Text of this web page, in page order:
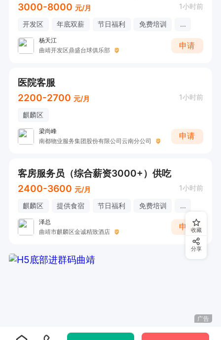
3000-8000 元/月 1小时前
开发区 年底双薪 节日福利 免费培训 ...
杨天江
曲靖开发区鼎盛台球俱乐部
申请
医院客服
2200-2700 元/月 1小时前
麒麟区
梁尚峰
南都物业服务集团股份有限公司云南分公司
申请
客房服务员（综合薪资3000+）供吃
2400-3600 元/月 1小时前
麒麟区 提供食宿 节日福利 免费培训 ...
泽总
曲靖市麒麟区金诚精致酒店
申请
广告
收藏
分享